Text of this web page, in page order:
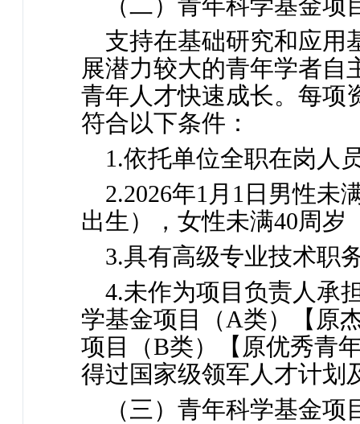
（二）青年科学基金项
支持在基础研究和应用
展潜力较大的青年学者自
青年人才快速成长。每项
符合以下条件：
1.依托单位全职在岗人
2.2026年1月1日男性未
出生），女性未满40周岁
3.具有高级专业技术职
4.未作为项目负责人承
学基金项目（A类）【原
项目（B类）【原优秀青
得过国家级领军人才计划
（三）青年科学基金项